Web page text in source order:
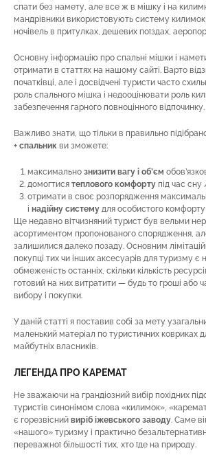
спати без намету, але все ж в мішку і на
мандрівники використовують систему килимок
ночівель в притулках, дешевих поїздах,
Основну інформацію про спальні мішки і
отримати в статтях на нашому сайті. Варто
початківці, але і досвідчені туристи часто
роль спального мішка і недооцінювати роль
забезпечення гарного повноцінного відпочинку.
Важливо знати, що тільки в правильно
+ спальник ви зможете:
максимально знизити вагу і об’єм
домогтися теплового комфорту під час сну
отримати в своє розпорядження
і надійну систему для особистого
Ще недавно вітчизняний турист був вельми
асортиментом пропонованого спорядження,
залишилися далеко позаду. Основним
покупці тих чи інших аксесуарів для туризму є
обмеженість останніх, скільки кількість
готовий на них витратити — будь то гроші або
вибору і покупки.
У даній статті я поставив собі за мету
маленький матеріал по туристичних ковриках
майбутніх власників.
ЛЕГЕНДА ПРО КАРЕМАТ
Не зважаючи на грандіозний вибір похідних
туристів синонімом слова «килимок»,
є горезвісний виріб іжевського заводу. Саме
«нашого» туризму і практично
переважної більшості тих, хто їде на природу.